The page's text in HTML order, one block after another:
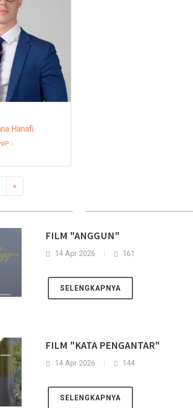
Hanafi
-
»
FILM "ANGGUN"
14 Apr 2026 161
SELENGKAPNYA
FILM "KATA PENGANTAR"
14 Apr 2026 144
SELENGKAPNYA